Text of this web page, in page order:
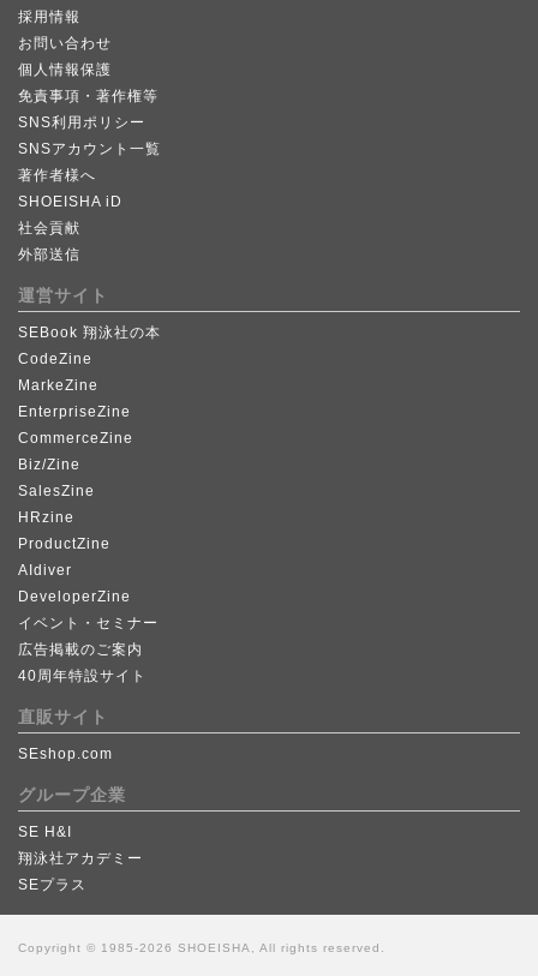
採用情報
お問い合わせ
個人情報保護
免責事項・著作権等
SNS利用ポリシー
SNSアカウント一覧
著作者様へ
SHOEISHA iD
社会貢献
外部送信
運営サイト
SEBook 翔泳社の本
CodeZine
MarkeZine
EnterpriseZine
CommerceZine
Biz/Zine
SalesZine
HRzine
ProductZine
AIdiver
DeveloperZine
イベント・セミナー
広告掲載のご案内
40周年特設サイト
直販サイト
SEshop.com
グループ企業
SE H&I
翔泳社アカデミー
SEプラス
Copyright © 1985-2026 SHOEISHA, All rights reserved.